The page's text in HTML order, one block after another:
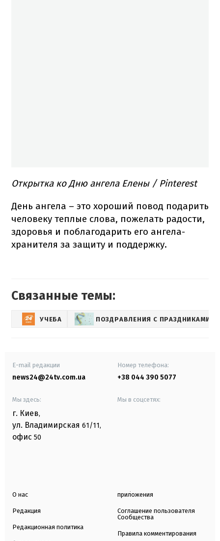
Открытка ко Дню ангела Елены / Pinterest
День ангела – это хороший повод подарить
человеку теплые слова, пожелать радости,
здоровья и поблагодарить его ангела-
хранителя за защиту и поддержку.
Связанные темы:
УЧЕБА ПОЗДРАВЛЕНИЯ С ПРАЗДНИКАМИ
E-mail редакции
news24@24tv.com.ua
Номер телефона:
+38 044 390 5077
Мы здесь:
г. Киев,
ул. Владимирская 61/11,
офис 50
Мы в соцсетях:
О нас
Редакция
Редакционная политика
приложения
Соглашение пользователя
Сообщества
Правила комментирования